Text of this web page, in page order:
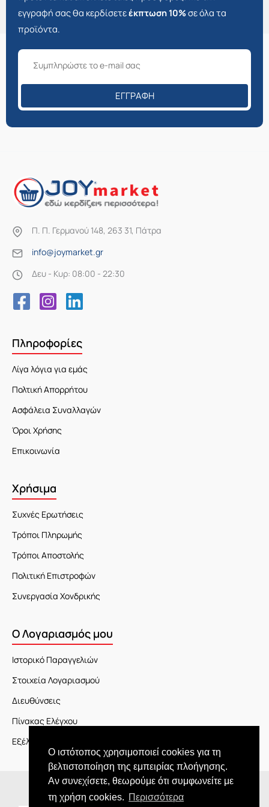
Ο ιστότοπος χρησιμοποιεί cookies για τη
βελτιστοποίηση της εμπειρίας πλοήγησης.
Αν συνεχίσετε, θεωρούμε ότι συμφωνείτε με
τη χρήση cookies. Περισσότερα
εγγραφή σας θα κερδίσετεέκπτωση 10%σε όλα τα
προϊόντα.
ΕΓΓΡΑΦΉ
Π. Π. Γερμανού 148, 263 31, Πάτρα
info@joymarket.gr
Δευ - Κυρ: 08:00 - 22:30
Πληροφορίες
Λίγα λόγια για εμάς
Πολτική Απορρήτου
Ασφάλεια Συναλλαγών
Όροι Χρήσης
Επικοινωνία
Χρήσιμα
Συχνές Ερωτήσεις
Τρόποι Πληρωμής
Τρόποι Αποστολής
Πολιτική Επιστροφών
Συνεργασία Χονδρικής
Ο Λογαριασμός μου
Ιστορικό Παραγγελιών
Στοιχεία Λογαριασμού
Διευθύνσεις
Πίνακας Ελέγχου
Εξέλιξη Παραγγελίας
Copyright © 2026 JOY market